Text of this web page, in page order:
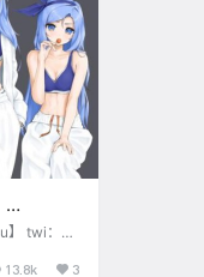
】 twi：ch
13.8k 3